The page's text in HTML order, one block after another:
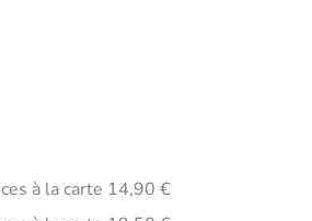
à la carte 14,90 €